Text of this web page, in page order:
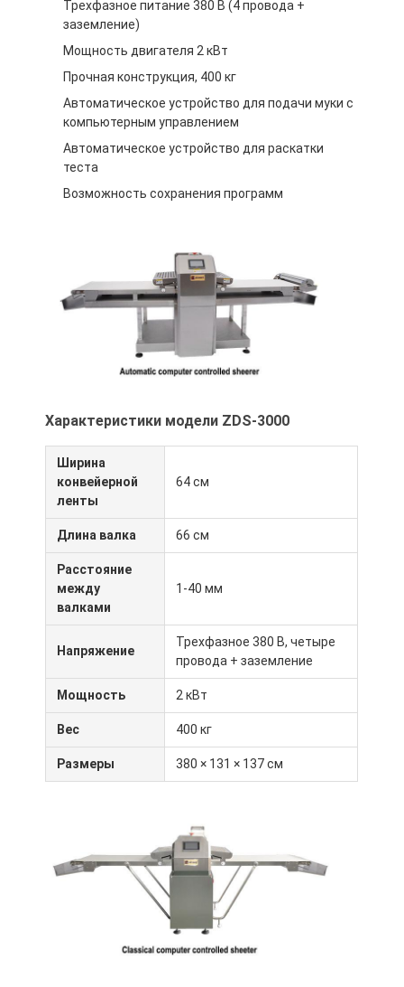
Домой
Продукты
Экскурсия по заводу
Свяжитесь с нами
Случаи
Производственная линия пекарни
Смеситель муки
Коммерческая яйцебитва
Разделитель
Трехфазное питание 380 В (4 провода +
заземление)
Мощность двигателя 2 кВт
Прочная конструкция, 400 кг
Автоматическое устройство для подачи муки с
компьютерным управлением
Автоматическое устройство для раскатки
теста
Возможность сохранения программ
Характеристики модели ZDS-3000
Ширина
конвейерной
ленты
64 см
Длина валка 66 см
Расстояние
между
валками
1-40 мм
Напряжение
Трехфазное 380 В, четыре
провода + заземление
Мощность 2 кВт
Вес 400 кг
Размеры 380 × 131 × 137 см